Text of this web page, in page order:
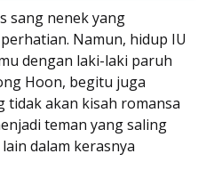
sang nenek yang
Namun, hidup IU
dengan laki-laki paruh
Hoon, begitu juga
tidak akan kisah romansa
teman yang saling
dalam kerasnya